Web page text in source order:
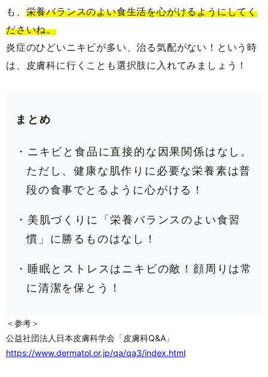
も、 栄養バランスのよい食生活を心がけるようにしてく
ださいね。
炎症のひどいニキビが多い、治る気配がない！という時
は、皮膚科に行くことも選択肢に入れてみましょう！
まとめ
・ニキビと食品に直接的な因果関係はなし。
ただし、健康な肌作りに必要な栄養素は普
段の食事でとるように心がける！
・美肌づくりに「栄養バランスのよい食習
慣」に勝るものはなし！
・睡眠とストレスはニキビの敵！顔周りは常
に清潔を保とう！
＜参考＞
公益社団法人日本皮膚科学会「皮膚科Q&A」
https://www.dermatol.or.jp/qa/qa3/index.html